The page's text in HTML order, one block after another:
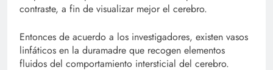
contraste, a fin de visualizar mejor el cerebro.
Entonces de acuerdo a los investigadores, existen vasos
linfáticos en la duramadre que recogen elementos
fluidos del comportamiento intersticial del cerebro.